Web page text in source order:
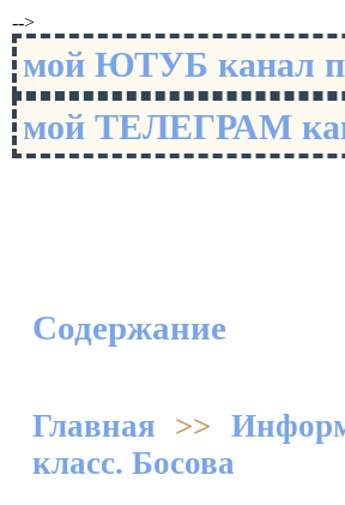
-->
мой ЮТУБ канал
мой ТЕЛЕГРАМ
Содержание
Главная >>
класс. Босова